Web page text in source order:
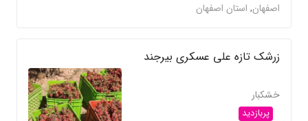
اصفهان,استان اصفهان
زرشک تازه علی عسکری بیرجند
خشکبار
پربازدید